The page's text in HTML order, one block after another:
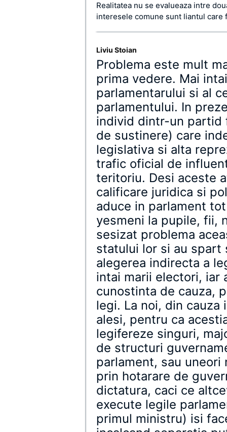
Realitatea nu se evalueaza intre
interesele comune sunt liantul care
Liviu Stoian
Problema este mult
prima vedere. Mai
parlamentarului si al
parlamentului. In
individ dintr-un partid
de sustinere) care
legislativa si alta
trafic oficial de
teritoriu. Desi aceste
calificare juridica si
aduce in parlament
yesmeni la pupile, fii,
sesizat problema
statului lor si au spart
alegerea indirecta a
intai marii electori, iar
cunostinta de cauza,
legi. La noi, din
alesi, pentru ca
legifereze singuri,
de structuri
parlament, sau
prin hotarare de
dictatura, caci ce
execute legile
primul ministru) isi